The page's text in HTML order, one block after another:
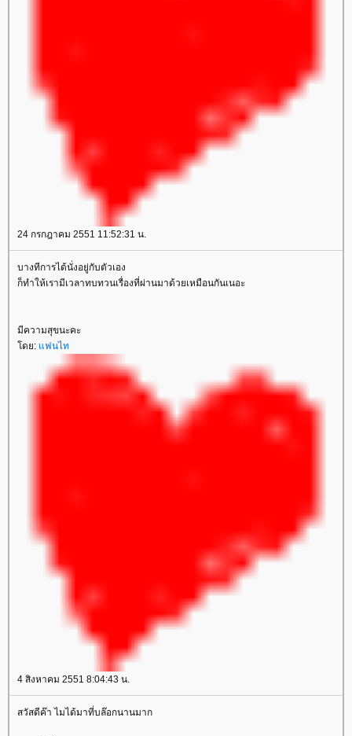
24 กรกฎาคม 2551 11:52:31 น.
บางทีการได้นั่งอยู่กับตัวเอง
ก็ทำให้เรามีเวลาทบทวนเรื่องที่ผ่านมาด้วยเหมือนกันเนอะ
มีความสุขนะคะ
ดย: ฟนไท
4 สิงหาคม 2551 8:04:43 น.
สวัสดีค๊า ไมได้มาที่บล๊อกนานมาก